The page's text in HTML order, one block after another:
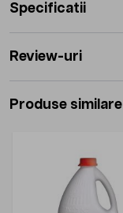
Specificatii
Review-uri
Produse similare